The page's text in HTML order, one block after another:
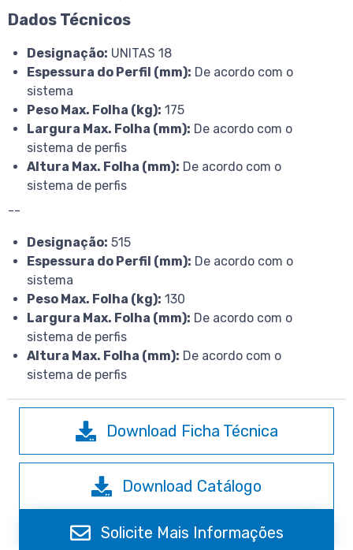
Dados Técnicos
Designação: UNITAS 18
Espessura do Perfil (mm): De acordo com o
sistema
Peso Max. Folha (kg): 175
Largura Max. Folha (mm): De acordo com o
sistema de perfis
Altura Max. Folha (mm): De acordo com o
sistema de perfis
--
Designação: 515
Espessura do Perfil (mm): De acordo com o
sistema
Peso Max. Folha (kg): 130
Largura Max. Folha (mm): De acordo com o
sistema de perfis
Altura Max. Folha (mm): De acordo com o
sistema de perfis
Download Ficha Técnica
Download Catálogo
Solicite Mais Informações